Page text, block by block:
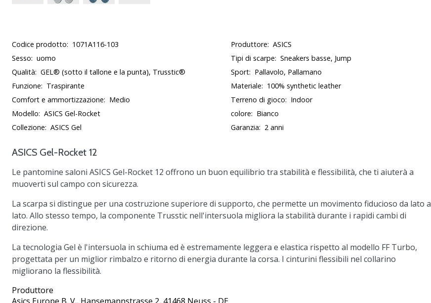
Codice prodotto: 1071A116-103 Produttore: ASICS
Sesso: uomo Tipi di scarpe: Sneakers basse, Jump
Qualità: GEL® (sotto il tallone e la punta), Trusstic® Sport: Pallavolo, Pallamano
Funzione: Traspirante Materiale: 100% synthetic leather
Comfort e ammortizzazione: Medio Terreno di gioco: Indoor
Modello: ASICS Gel-Rocket colore: Bianco
Collezione: ASICS Gel Garanzia: 2 anni
ASICS Gel-Rocket 12
Le pantomine saloni ASICS Gel-Rocket 12 offrono un buon equilibrio tra stabilità e flessibilità, che ti aiuterà a
muoverti sul campo con sicurezza.
La scarpa si distingue per una costruzione superiore di supporto, che permette un movimento fiducioso da lato a
lato. Allo stesso tempo, la componente Trusstic nell'intersuola migliora la stabilità durante i rapidi cambi di
direzione.
La tecnologia Gel è l'intersuola in schiuma ed è estremamente leggera e elastica rispetto al modello FF Turbo,
progettata per un miglior rimbalzo e ritorno di energia durante la corsa. I cinturini flessibili nel collarino
migliorano la flessibilità.
Produttore